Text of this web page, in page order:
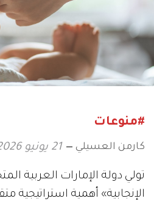
#منوعات
كارمن العسيلي 21 يونيو 2026
تولي دولة الإمارات العربية
الإنجابية» أهمية استراتيجية